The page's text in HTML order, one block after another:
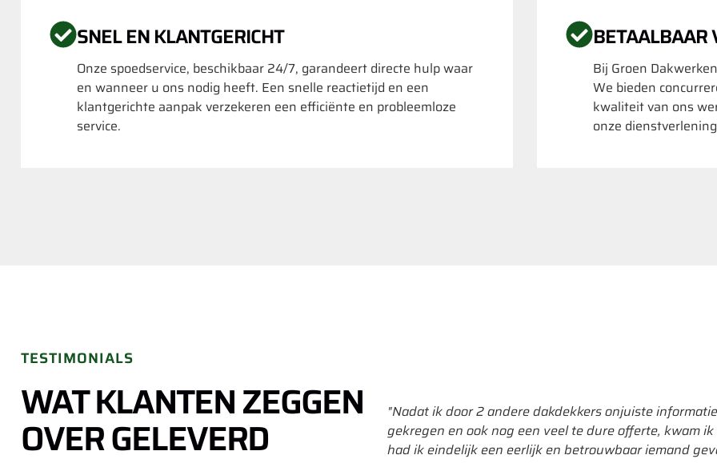
SNEL EN KLANTGERICHT
Onze spoedservice, beschikbaar 24/7, garandeert directe hulp waar
en wanneer u ons nodig heeft. Een snelle reactietijd en een
klantgerichte aanpak verzekeren een efficiënte en probleemloze
service.
BETAALBAAR
Bij Groen
We bieden
kwaliteit van ons
onze
TESTIMONIALS
WAT KLANTEN ZEGGEN
OVER GELEVERD
"Nadat ik door 2 andere dakdekkers onjuiste
gekregen en ook nog een veel te dure offerte, kwam
had ik eindelijk een eerlijk en betrouwbaar iemand